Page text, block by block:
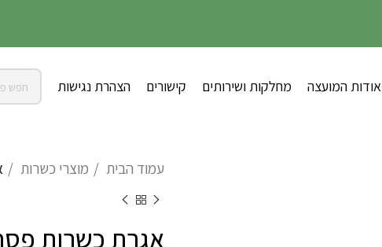
אודות המועצה מחלקות ושירותים קישורים הצהרת נגישות
עמוד הבית מוצרי כשרות
אגרת כשרות